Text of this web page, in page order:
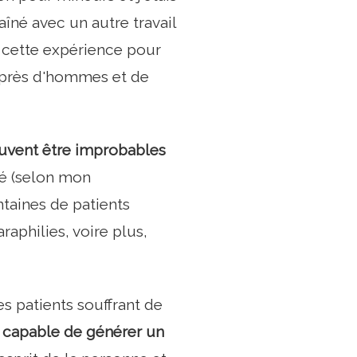
avec un autre travail
expérience pour
d'hommes et de
être improbables
(selon mon
de patients
voire plus,
patients souffrant de
de générer un